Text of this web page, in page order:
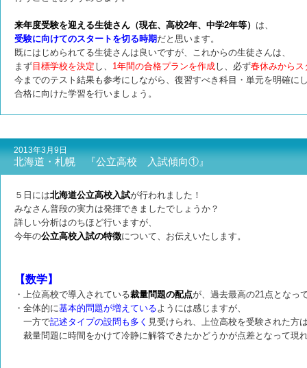
来年度受験を迎える生徒さん（現在、高校2年、中学2年等） は、
受験に向けてのスタートを切る時期だと思います。
既にはじめられてる生徒さんは良いですが、これからの生徒さんは、
まず目標学校を決定 し、 1年間の合格プランを作成し、必ず春休みからス
今までのテスト結果も参考にしながら、復習すべき科目・単元を明確に
合格に向けた学習を行いましょう。
2013年3月9日
北海道・札幌 『公立高校 入試傾向①』
５日には北海道公立高校入試が行われました！
みなさん普段の実力は発揮できましたでしょうか？
詳しい分析はのちほど行いますが、
今年の公立高校入試の特徴について、お伝えいたします。
【数学】
・上位高校で導入されている裁量問題の配点が、過去最高の21点となっ
・全体的に基本的問題が増えているようには感じますが、
一方で記述タイプの設問も多く 見受けられ、上位高校を受験された方
裁量問題に時間をかけて冷静に解答できたかどうかが点差となって現